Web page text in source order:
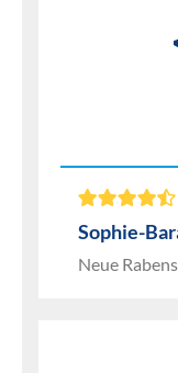
Sophie-
Neue